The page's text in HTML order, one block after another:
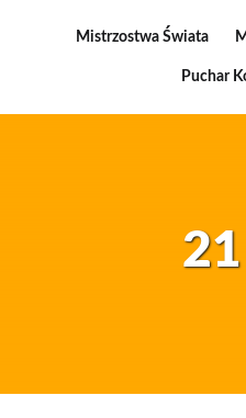
Mistrzostwa Świata
Puchar